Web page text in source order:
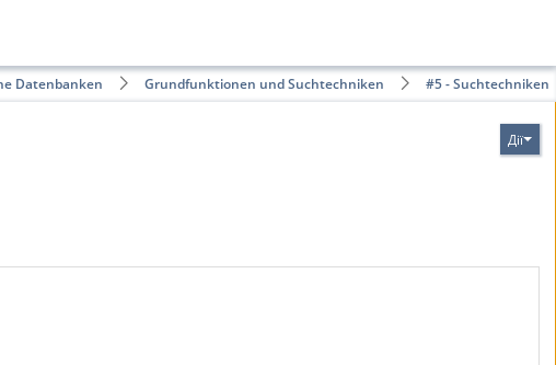
Datenbanken Grundfunktionen und Suchtechniken #5 - Suchtechniken
Дії